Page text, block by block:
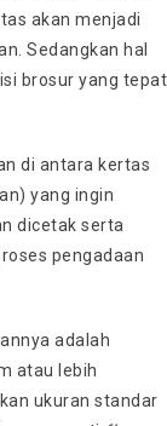
akan menjadi
Sedangkan hal
brosur yang tepat
di antara kertas
yang ingin
dicetak serta
pengadaan
adalah
atau lebih
ukuran standar